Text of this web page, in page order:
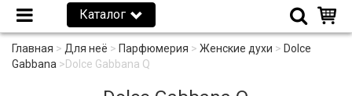
Каталог
Главная > Для неё > Парфюмерия > Женские духи > Dolce
Gabbana >Dolce Gabbana Q